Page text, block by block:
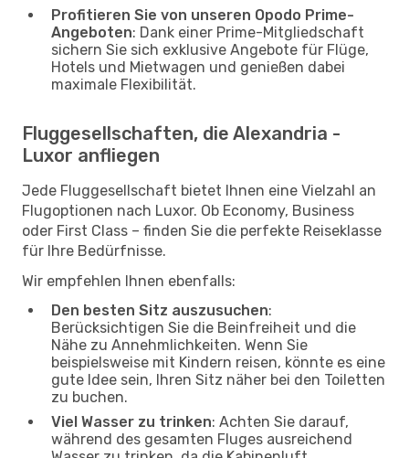
Profitieren Sie von unseren Opodo Prime-
Angeboten: Dank einer Prime-Mitgliedschaft
sichern Sie sich exklusive Angebote für Flüge,
Hotels und Mietwagen und genießen dabei
maximale Flexibilität.
Fluggesellschaften, die Alexandria -
Luxor anfliegen
Jede Fluggesellschaft bietet Ihnen eine Vielzahl an
Flugoptionen nach Luxor. Ob Economy, Business
oder First Class – finden Sie die perfekte Reiseklasse
für Ihre Bedürfnisse.
Wir empfehlen Ihnen ebenfalls:
Den besten Sitz auszusuchen:
Berücksichtigen Sie die Beinfreiheit und die
Nähe zu Annehmlichkeiten. Wenn Sie
beispielsweise mit Kindern reisen, könnte es eine
gute Idee sein, Ihren Sitz näher bei den Toiletten
zu buchen.
Viel Wasser zu trinken: Achten Sie darauf,
während des gesamten Fluges ausreichend